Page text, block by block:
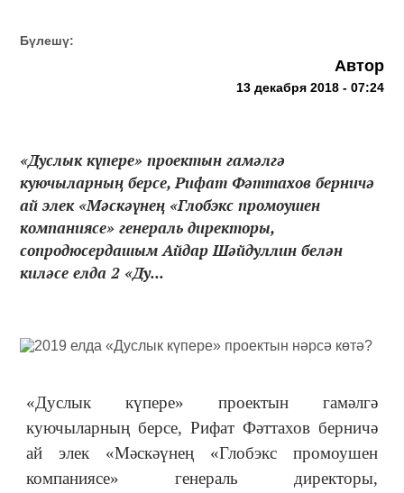
Бүлешү:
Автор
13 декабря 2018 - 07:24
«Дуслык күпере» проектын гамәлгә
куючыларның берсе, Рифат Фәттахов берничә
ай элек «Мәскәүнең «Глобэкс промоушен
компаниясе» генераль директоры,
сопродюсердашым Айдар Шәйдуллин белән
киләсе елда 2 «Ду...
«Дуслык күпере» проектын гамәлгә
куючыларның берсе, Рифат Фәттахов берничә
ай элек «Мәскәүнең «Глобэкс промоушен
компаниясе» генераль директоры,